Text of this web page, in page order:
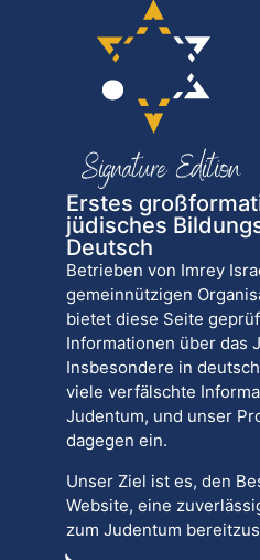
Erstes
jüdisches
Deutsch
Betrieben von Imrey
gemeinnützigen
bietet diese Seite
Informationen über das
Insbesondere in
viele verfälschte
Judentum, und unser
dagegen ein.
Unser Ziel ist es, den
Website, eine
zum Judentum